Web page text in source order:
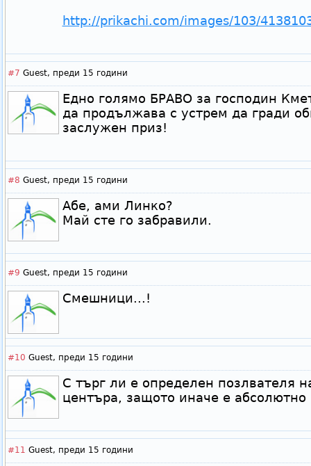
http://prikachi.com/images/103/
#7 Guest, преди 15 години
Едно голямо БРАВО за господин
да продължава с устрем да гради
заслужен приз!
#8 Guest, преди 15 години
Абе, ами Линко?
Май сте го забравили.
#9 Guest, преди 15 години
Смешници...!
#10 Guest, преди 15 години
С търг ли е определен позлвателя
центъра, защото иначе е
#11 Guest, преди 15 години